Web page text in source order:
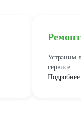
Ремонт
Устраним
сервисе
Подробнее